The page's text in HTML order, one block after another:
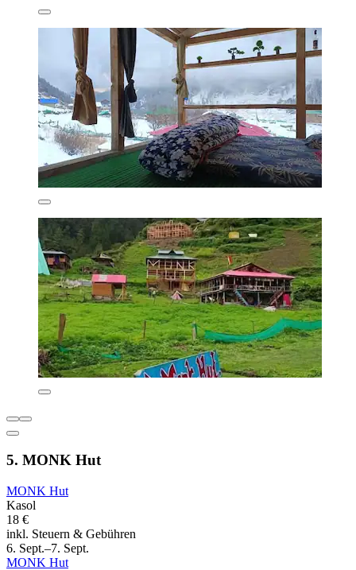
5. MONK Hut
MONK Hut
Kasol
18 €
inkl. Steuern & Gebühren
6. Sept.–7. Sept.
MONK Hut